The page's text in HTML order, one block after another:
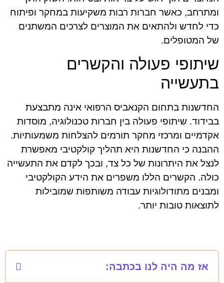
ומתרחב, כאשר חברות רבות משקיעות במחקר ופיתוח
כדי לחדש ולהתאים את המוצרים לצרכים המשתנים
של המטופלים.
שיתופי פעולה והקשרים
בתעשייה
החדשנות בתחום הקנאביס הרפואי אינה מתבצעת
בבידוד. שיתופי פעולה בין חברות טכנולוגיה, מוסדות
אקדמיים ומרכזי מחקר תורמים להצלחות משמעותיות.
ההבנה כי החדשנות היא תהליך קולקטיבי מאפשרת
לנצל את היתרונות של כל צד, ובכך לקדם את התעשייה
כולה. הקשרים הללו משפרים את הידע הקולקטיבי
ומבנים מתודולוגיות עבודה משותפות שמובילות
לתוצאות טובות יותר.
אז מה היה לנו בכתבה: